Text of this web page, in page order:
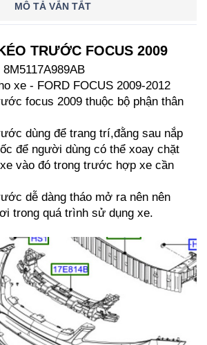
MÔ TẢ VẮN TẮT
TRƯỚC FOCUS 2009
8M5117A989AB
xe - FORD FOCUS 2009-2012
focus 2009 thuộc bộ phận thân
dùng để trang trí,đằng sau nắp
để người dùng có thể xoay chặt
vào đó trong trước hợp xe cần
dễ dàng tháo mở ra nên nên
trong quá trình sử dụng xe.